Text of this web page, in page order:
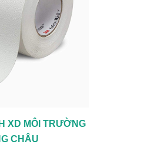
XD MÔI TRƯỜNG
CHÂU